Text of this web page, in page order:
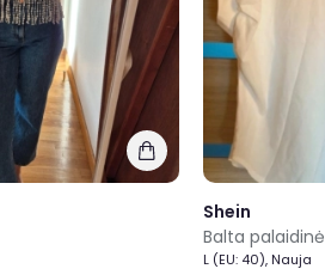
Shein
Balta palaidinė
L (EU: 40), Nauja